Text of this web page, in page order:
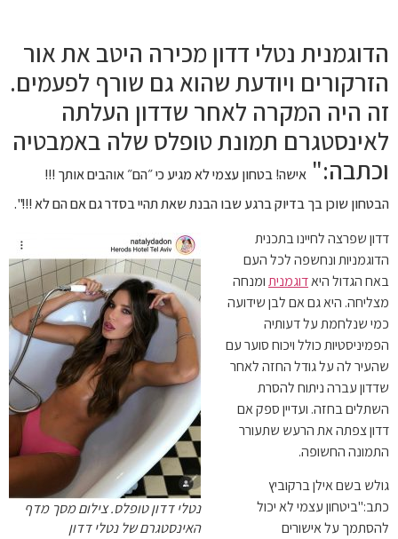
הדוגמנית נטלי דדון מכירה היטב את אור
הזרקורים ויודעת שהוא גם שורף לפעמים.
זה היה המקרה לאחר שדדון העלתה
לאינסטגרם תמונת טופלס שלה באמבטיה
וכתבה:" אישה! בטחון עצמי לא מגיע כי ״הם״ אוהבים אותך !!!
הבטחון שוכן בך בדיוק ברגע שבו הבנת שאת תהיי בסדר גם אם הם לא !!!".
נטלי דדון טופלס. צילום מסך מדף
האינסטגרם של נטלי דדון
דדון שפרצה לחיינו בתכנית
הדוגמניות ונחשפה לכל העם
באח הגדול היאדוגמניתומנחה
מצליחה. היא גם אם לבן שידועה
כמי שנלחמת על דעותיה
הפמיניסטיות כולל ויכוח סוער עם
שהעיר לה על גודל החזה לאחר
שדדון עברה ניתוח להסרת
השתלים בחזה. ועדיין ספק אם
דדון צפתה את הרעש שתעורר
התמונה החשופה.
גולש בשם אילן ברקוביץ
כתב:"ביטחון עצמי לא יכול
להסתמך על אישורים